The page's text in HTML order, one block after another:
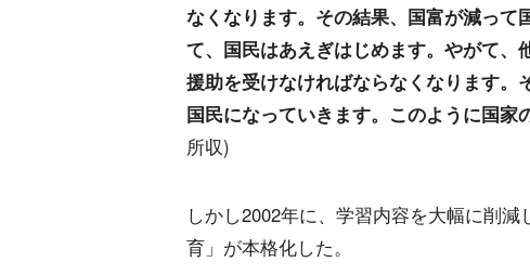
なくなります。その結果、国富が減って
て、国民はあえぎはじめます。やがて
援助を受けなければならなくなります
国民になっていきます。このように国家
所収)
しかし2002年に、学習内容を大幅に削
育」が本格化した。